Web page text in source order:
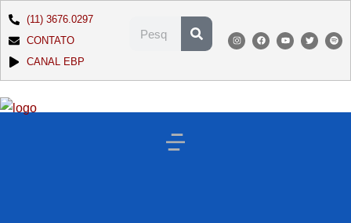
(11) 3676.0297
CONTATO
CANAL EBP